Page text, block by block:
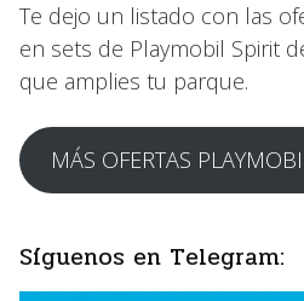
Te dejo un listado con las
en sets de Playmobil Spirit
que amplies tu parque.
MÁS OFERTAS
Síguenos en Telegram: